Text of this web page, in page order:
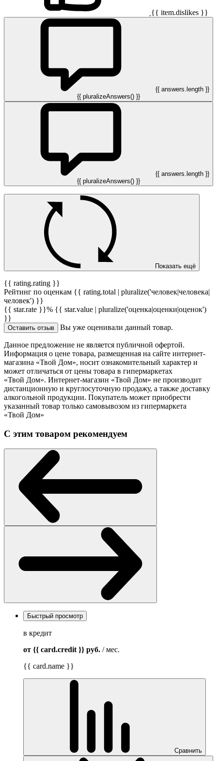
{{ item.dislikes }}
{{ answers.length }}
{{ pluralizeAnswers() }}
{{ answers.length }}
{{ pluralizeAnswers() }}
Показать ещё
{{ rating.rating }}
Рейтинг по оценкам {{ rating.total | pluralize('человек|человека|
человек') }}
{{ star.rate }}% {{ star.value | pluralize('оценка|оценки|оценок')
}}
Оставить отзыв Вы уже оценивали данный товар.
Данное предложение не является публичной офертой.
Информация о цене товара, размещенная на сайте интернет-
магазина «Твой Дом», носит ознакомительный характер и
может отличаться от цены товара в гипермаркетах
«Твой Дом». Интернет-магазин «Твой Дом» не производит
дистанционную и круглосуточную продажу, а также доставку
алкогольной продукции. Покупатель может приобрести
указанный товар только самовывозом из гипермаркета
«Твой Дом»
С этим товаром рекомендуем
Быстрый просмотр
в кредит
от {{ card.credit }} руб. / мес.
{{ card.name }}
Сравнить